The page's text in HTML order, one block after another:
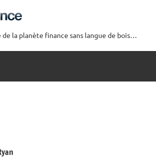
la planète finance sans langue de bois…